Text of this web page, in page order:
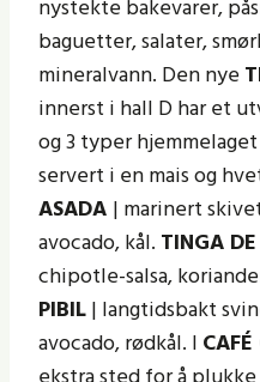
nystekte bakevarer,
baguetter, salater,
mineralvann. Den nye
innerst i hall D har et
og 3 typer
servert i en mais og
ASADA | marinert
avocado, kål. TINGA
chipotle-salsa,
PIBIL| langtidsbakt
avocado, rødkål. I